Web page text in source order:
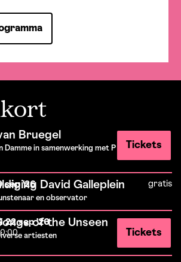
Bruegel
Damme in samenwerking met Peter Laloo en
Tickets
sep '26 David Galleplein
en observator
gratis
22 sep '26of the Unseen
artiesten Tickets